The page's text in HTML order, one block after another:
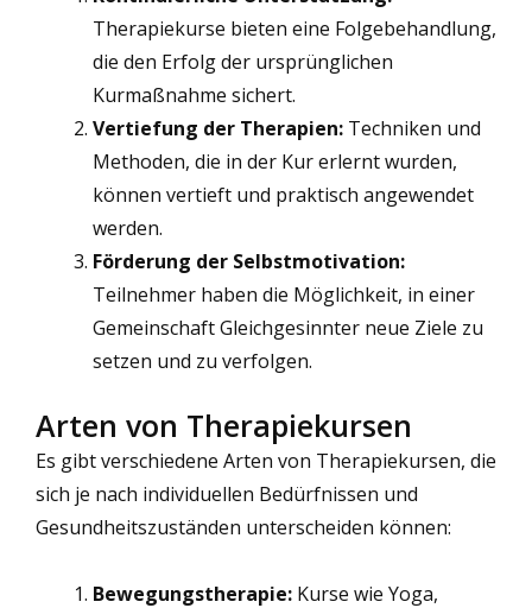
Therapiekurse bieten eine Folgebehandlung,
die den Erfolg der ursprünglichen
Kurmaßnahme sichert.
Vertiefung der Therapien: Techniken und
Methoden, die in der Kur erlernt wurden,
können vertieft und praktisch angewendet
werden.
Förderung der Selbstmotivation:
Teilnehmer haben die Möglichkeit, in einer
Gemeinschaft Gleichgesinnter neue Ziele zu
setzen und zu verfolgen.
Arten von Therapiekursen
Es gibt verschiedene Arten von Therapiekursen, die
sich je nach individuellen Bedürfnissen und
Gesundheitszuständen unterscheiden können:
Bewegungstherapie: Kurse wie Yoga,